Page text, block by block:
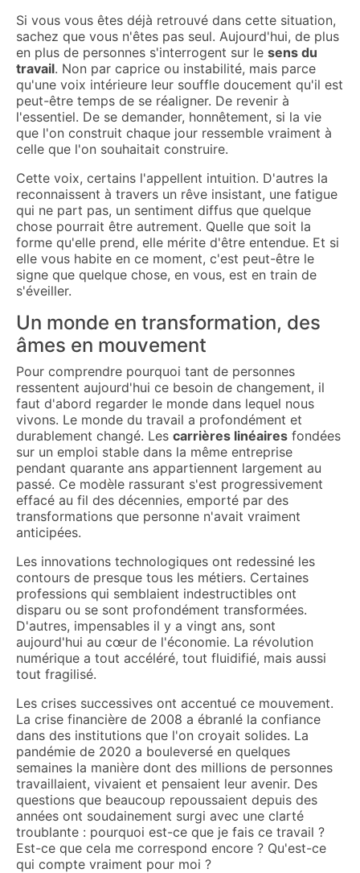
Si vous vous êtes déjà retrouvé dans cette situation,
sachez que vous n'êtes pas seul. Aujourd'hui, de plus
en plus de personnes s'interrogent sur le sens du
travail. Non par caprice ou instabilité, mais parce
qu'une voix intérieure leur souffle doucement qu'il est
peut-être temps de se réaligner. De revenir à
l'essentiel. De se demander, honnêtement, si la vie
que l'on construit chaque jour ressemble vraiment à
celle que l'on souhaitait construire.
Cette voix, certains l'appellent intuition. D'autres la
reconnaissent à travers un rêve insistant, une fatigue
qui ne part pas, un sentiment diffus que quelque
chose pourrait être autrement. Quelle que soit la
forme qu'elle prend, elle mérite d'être entendue. Et si
elle vous habite en ce moment, c'est peut-être le
signe que quelque chose, en vous, est en train de
s'éveiller.
Un monde en transformation, des
âmes en mouvement
Pour comprendre pourquoi tant de personnes
ressentent aujourd'hui ce besoin de changement, il
faut d'abord regarder le monde dans lequel nous
vivons. Le monde du travail a profondément et
durablement changé. Les carrières linéaires fondées
sur un emploi stable dans la même entreprise
pendant quarante ans appartiennent largement au
passé. Ce modèle rassurant s'est progressivement
effacé au fil des décennies, emporté par des
transformations que personne n'avait vraiment
anticipées.
Les innovations technologiques ont redessiné les
contours de presque tous les métiers. Certaines
professions qui semblaient indestructibles ont
disparu ou se sont profondément transformées.
D'autres, impensables il y a vingt ans, sont
aujourd'hui au cœur de l'économie. La révolution
numérique a tout accéléré, tout fluidifié, mais aussi
tout fragilisé.
Les crises successives ont accentué ce mouvement.
La crise financière de 2008 a ébranlé la confiance
dans des institutions que l'on croyait solides. La
pandémie de 2020 a bouleversé en quelques
semaines la manière dont des millions de personnes
travaillaient, vivaient et pensaient leur avenir. Des
questions que beaucoup repoussaient depuis des
années ont soudainement surgi avec une clarté
troublante : pourquoi est-ce que je fais ce travail ?
Est-ce que cela me correspond encore ? Qu'est-ce
qui compte vraiment pour moi ?